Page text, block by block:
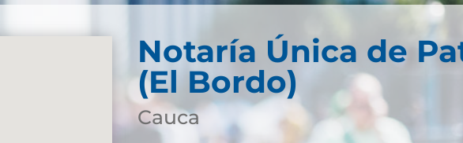
Notaría Única de
(El Bordo)
Cauca